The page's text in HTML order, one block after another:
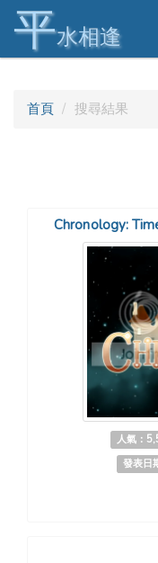
平水相逢
首頁 搜尋結果
Chronology:
人氣：
發表